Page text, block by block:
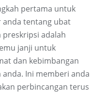
pertama untuk
anda tentang ubat
adalah
janji untuk
dan kebimbangan
Ini memberi anda
perbincangan terus